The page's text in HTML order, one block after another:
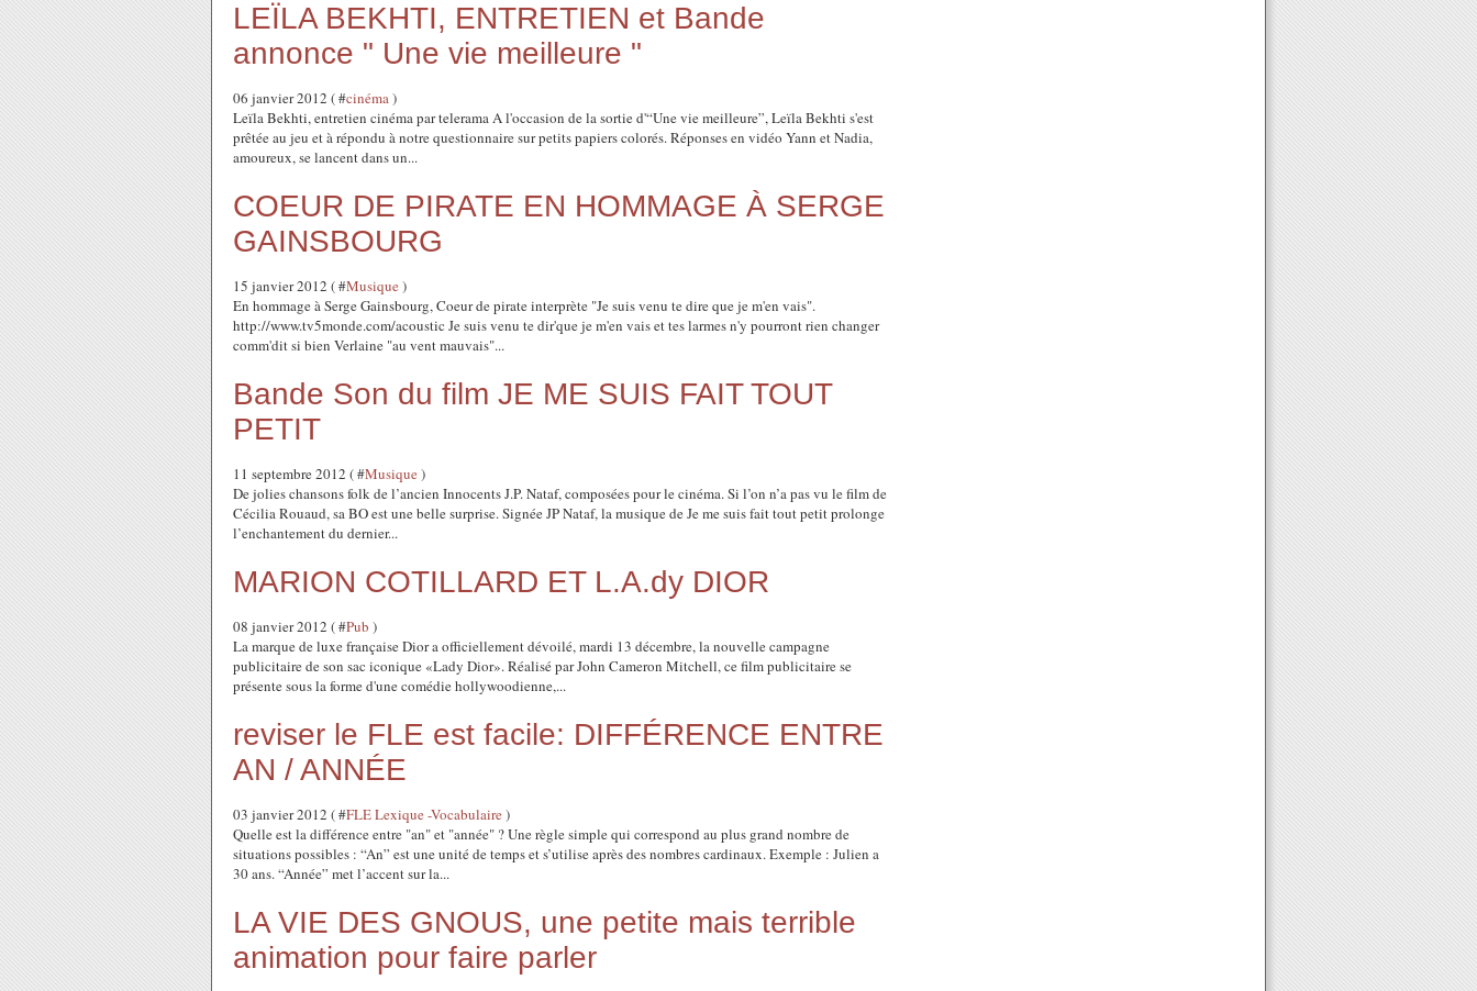
LEÏLA BEKHTI, ENTRETIEN et Bande
annonce " Une vie meilleure "
06 janvier 2012 ( #cinéma)
Leïla Bekhti, entretien cinéma par telerama A l'occasion de la sortie d'“Une vie meilleure”, Leïla Bekhti s'est
prêtée au jeu et à répondu à notre questionnaire sur petits papiers colorés. Réponses en vidéo Yann et Nadia,
amoureux, se lancent dans un...
COEUR DE PIRATE EN HOMMAGE À SERGE
GAINSBOURG
15 janvier 2012 ( #Musique)
En hommage à Serge Gainsbourg, Coeur de pirate interprète "Je suis venu te dire que je m'en vais".
http://www.tv5monde.com/acoustic Je suis venu te dir'que je m'en vais et tes larmes n'y pourront rien changer
comm'dit si bien Verlaine "au vent mauvais"...
Bande Son du film JE ME SUIS FAIT TOUT
PETIT
11 septembre 2012 ( #Musique)
De jolies chansons folk de l’ancien Innocents J.P. Nataf, composées pour le cinéma. Si l’on n’a pas vu le film de
Cécilia Rouaud, sa BO est une belle surprise. Signée JP Nataf, la musique de Je me suis fait tout petit prolonge
l’enchantement du dernier...
MARION COTILLARD ET L.A.dy DIOR
08 janvier 2012 ( #Pub )
La marque de luxe française Dior a officiellement dévoilé, mardi 13 décembre, la nouvelle campagne
publicitaire de son sac iconique «Lady Dior». Réalisé par John Cameron Mitchell, ce film publicitaire se
présente sous la forme d'une comédie hollywoodienne,...
reviser le FLE est facile: DIFFÉRENCE ENTRE
AN / ANNÉE
03 janvier 2012 ( #FLE Lexique -Vocabulaire)
Quelle est la différence entre "an" et "année" ? Une règle simple qui correspond au plus grand nombre de
situations possibles : “An” est une unité de temps et s’utilise après des nombres cardinaux. Exemple : Julien a
30 ans. “Année” met l’accent sur la...
LA VIE DES GNOUS, une petite mais terrible
animation pour faire parler